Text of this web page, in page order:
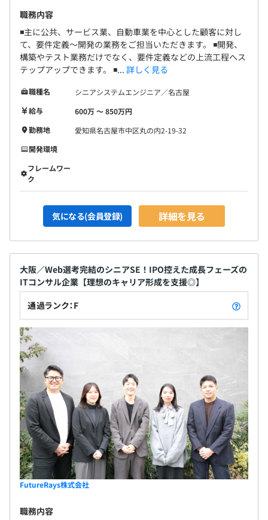
職務内容
◾️主に公共、サービス業、自動車業を中心とした顧客に対し
て、要件定義～開発の業務をご担当いただきます。 ◾️開発、
構築やテスト業務だけでなく、要件定義などの上流工程へス
テップアップできます。 ◾... 詳しく見る
職種名
シニアシステムエンジニア／名古屋
給与
600万 〜 850万円
勤務地
愛知県名古屋市中区丸の内2-19-32
開発環境
フレームワー
ク
気になる(会員登録) 詳細を見る
大阪／Web選考完結のシニアSE！IPO控えた成長フェーズの
ITコンサル企業【理想のキャリア形成を支援◎】
通過ランク：F
FutureRays株式会社
職務内容